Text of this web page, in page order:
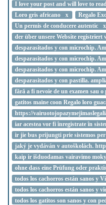
I love your post and will love to
Loro gris africano
Regalo
Un permis de conducere autentic
der über unsere Website registriert
desparasitados y con microchip.
desparasitados y con microchip.
desparasitados y con microchip.
desparasitados y con pastilla.
fără a fi nevoie de un examen sau
gatitos maine coon Regalo loro
https://
iar acestea vor fi înregistrate în
ir jie bus prijungti prie sistemos
jaký je vydáván v autoškolách.
kaip ir išduodamas vairavimo
ohne dass eine Prüfung oder
todos los cachorros están sanos y
todos los cachorros están sanos y
todos los gatitos son sanos y con